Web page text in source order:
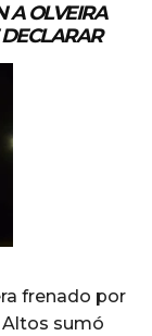
A OLVEIRA
frenado por
sumó